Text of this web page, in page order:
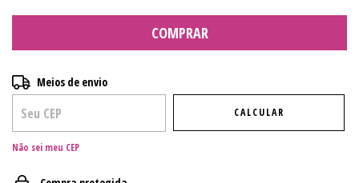
Entregas para o CEP:
Meios de envio
CALCULAR
Não sei meu CEP